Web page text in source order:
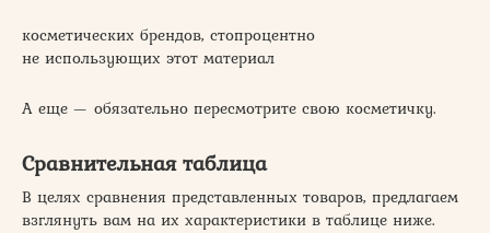
косметических брендов, стопроцентно
не использующих этот материал
А еще — обязательно пересмотрите свою косметичку.
Сравнительная таблица
В целях сравнения представленных товаров, предлагаем
взглянуть вам на их характеристики в таблице ниже.